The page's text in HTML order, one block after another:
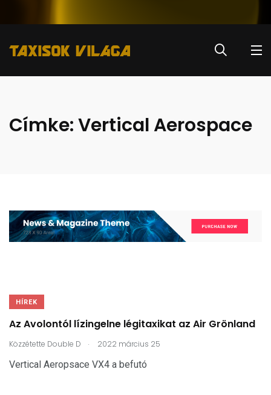
Címke:Vertical Aerospace
HÍREK
Az Avolontól lízingelne légitaxikat az Air Grönland
Közzétette Double D . 2022 március 25
Vertical Aeropsace VX4 a befutó